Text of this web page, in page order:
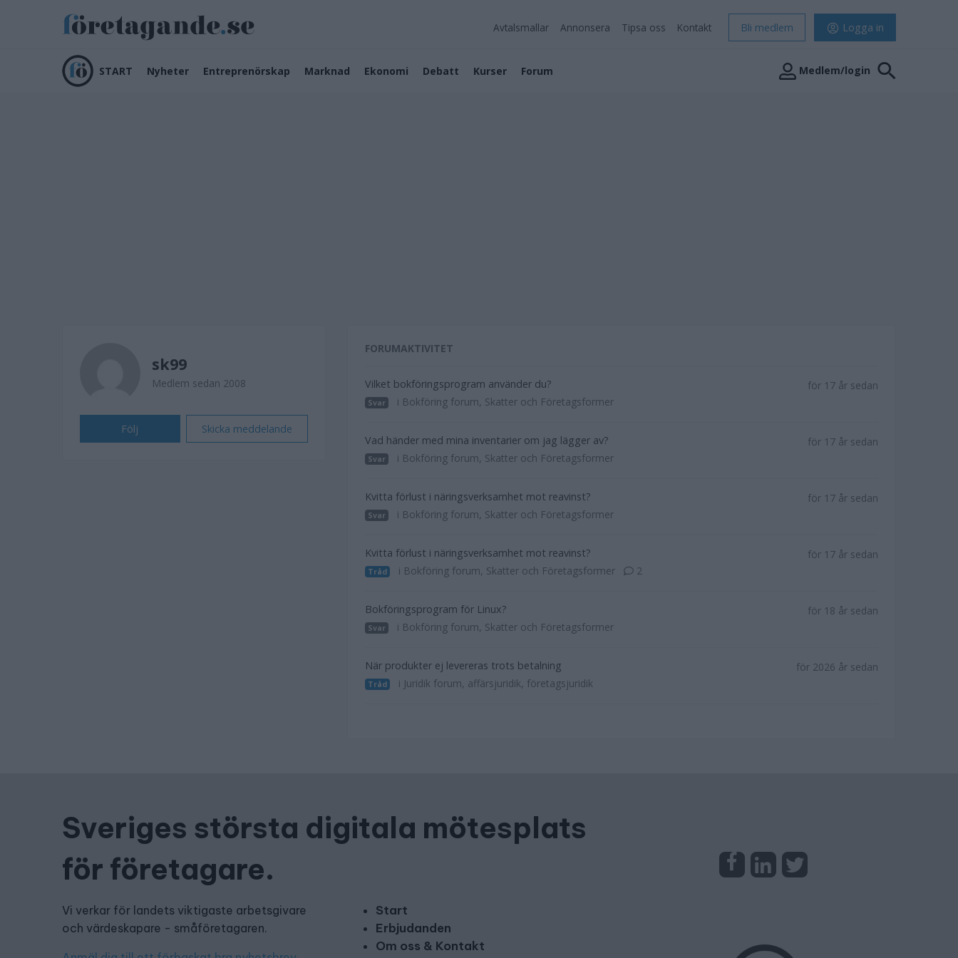
Avtalsmallar Annonsera Tipsa oss Kontakt Bli medlem Logga in
START Nyheter Entreprenörskap Marknad Ekonomi Debatt Kurser Forum Medlem/login
sk99
Medlem sedan 2008
Följ Skicka meddelande
FORUMAKTIVITET
Vilket bokföringsprogram använder du?
Svar i Bokföring forum, Skatter och Företagsformer
för 17 år sedan
Vad händer med mina inventarier om jag lägger av?
Svar i Bokföring forum, Skatter och Företagsformer
för 17 år sedan
Kvitta förlust i näringsverksamhet mot reavinst?
Svar i Bokföring forum, Skatter och Företagsformer
för 17 år sedan
Kvitta förlust i näringsverksamhet mot reavinst?
Tråd i Bokföring forum, Skatter och Företagsformer 2
för 17 år sedan
Bokföringsprogram för Linux?
Svar i Bokföring forum, Skatter och Företagsformer
för 18 år sedan
När produkter ej levereras trots betalning
Tråd i Juridik forum, affärsjuridik, företagsjuridik
för 2026 år sedan
Sveriges största digitala mötesplats
för företagare.
Vi verkar för landets viktigaste arbetsgivare
och värdeskapare - småföretagaren.
Start
Erbjudanden
Om oss & Kontakt